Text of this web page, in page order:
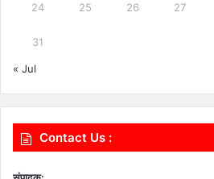
24 25 26 27
31
« Jul
Contact Us :